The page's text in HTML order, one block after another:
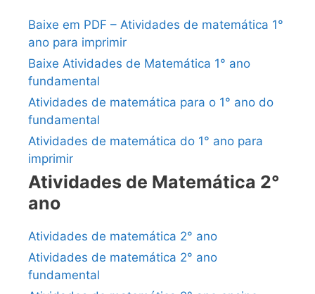
Baixe em PDF – Atividades de matemática 1°
ano para imprimir
Baixe Atividades de Matemática 1° ano
fundamental
Atividades de matemática para o 1° ano do
fundamental
Atividades de matemática do 1° ano para
imprimir
Atividades de Matemática 2°
ano
Atividades de matemática 2° ano
Atividades de matemática 2° ano
fundamental